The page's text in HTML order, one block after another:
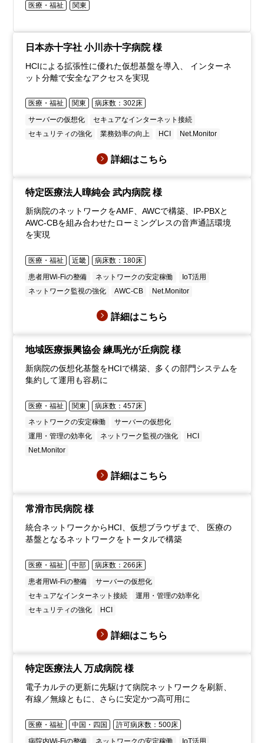
医療・福祉 関東
日本赤十字社 小川赤十字病院 様
HCIによる拡張性に優れた仮想基盤を導入、 インターネ
ット分離で安全なアクセスを実現
医療・福祉 関東
病床数：302床
サーバーの仮想化
セキュアなインターネット接続
セキュリティの強化
業務効率の向上 HCI Net.Monitor
詳細はこちら
特定医療法人暲純会 武内病院 様
新病院のネットワークをAMF、AWCで構築、IP-PBXと
AWC-CBを組み合わせたローミングレスの音声通話環境
を実現
医療・福祉 近畿
病床数：180床
患者用Wi-Fiの整備
ネットワークの安定稼働
IoT活用
ネットワーク監視の強化
AWC-CB Net.Monitor
詳細はこちら
地域医療振興協会 練馬光が丘病院 様
新病院の仮想化基盤をHCIで構築、多くの部門システムを
集約して運用も容易に
医療・福祉 関東
病床数：457床
ネットワークの安定稼働
サーバーの仮想化
運用・管理の効率化
ネットワーク監視の強化
HCI
Net.Monitor
詳細はこちら
常滑市民病院 様
統合ネットワークからHCI、仮想ブラウザまで、 医療の
基盤となるネットワークをトータルで構築
医療・福祉 中部
病床数：266床
患者用Wi-Fiの整備
サーバーの仮想化
セキュアなインターネット接続
運用・管理の効率化
セキュリティの強化
HCI
詳細はこちら
特定医療法人 万成病院 様
電子カルテの更新に先駆けて病院ネットワークを刷新、
有線／無線ともに、さらに安定かつ高可用に
医療・福祉 中国・四国
許可病床数：500床
病院内Wi-Fiの整備
ネットワークの安定稼働 IoT活用